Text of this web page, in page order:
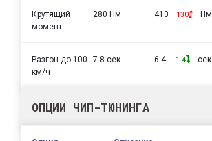
Крутящий
момент
280 Нм 410 130 Нм
Разгон до 100
км/ч
7.8 сек 6.4 -1.4 сек
ОПЦИИ ЧИП-ТЮНИНГА